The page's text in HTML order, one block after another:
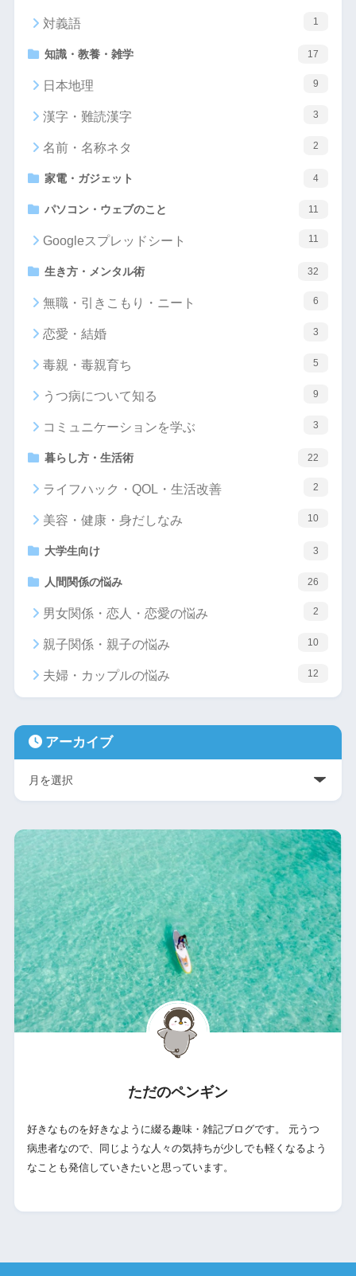
対義語 1
知識・教養・雑学 17
日本地理 9
漢字・難読漢字 3
名前・名称ネタ 2
家電・ガジェット 4
パソコン・ウェブのこと 11
Googleスプレッドシート 11
生き方・メンタル術 32
無職・引きこもり・ニート 6
恋愛・結婚 3
毒親・毒親育ち 5
うつ病について知る 9
コミュニケーションを学ぶ 3
暮らし方・生活術 22
ライフハック・QOL・生活改善 2
美容・健康・身だしなみ 10
大学生向け 3
人間関係の悩み 26
男女関係・恋人・恋愛の悩み 2
親子関係・親子の悩み 10
夫婦・カップルの悩み 12
アーカイブ
ただのペンギン
好きなものを好きなように綴る趣味・雑記ブログです。 元うつ
病患者なので、同じような人々の気持ちが少しでも軽くなるよう
なことも発信していきたいと思っています。